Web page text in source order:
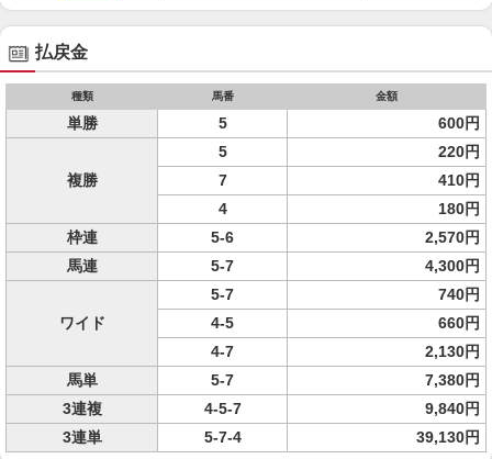
払戻金
種類 馬番 金額
単勝 5 600円
複勝
5
220円
7
410円
4
180円
枠連
5-6
2,570円
馬連
5-7 4,300円
ワイド
5-7
740円
4-5
660円
4-7
2,130円
馬単
5-7
7,380円
3連複
4-5-7
9,840円
3連単
5-7-4 39,130円